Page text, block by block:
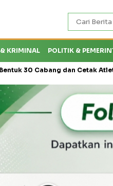
KRIMINAL POLITIK &
dan Cetak Atlet Nasional